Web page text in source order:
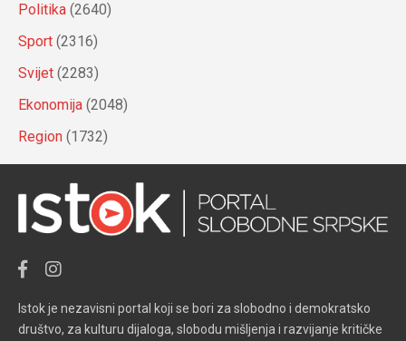
Politika (2640)
Sport (2316)
Svijet (2283)
Ekonomija (2048)
Region (1732)
Istok je nezavisni portal koji se bori za slobodno i demokratsko
društvo, za kulturu dijaloga, slobodu mišljenja i razvijanje kritičke